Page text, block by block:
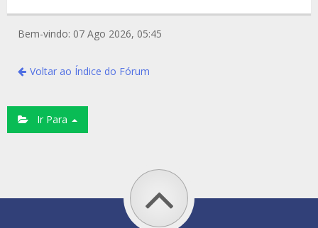
Bem-vindo: 07 Ago 2026, 05:45
Voltar ao Índice do Fórum
Ir Para